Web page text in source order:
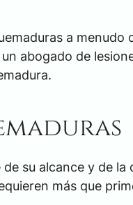
a menudo
abogado de
de su alcance y de
más que